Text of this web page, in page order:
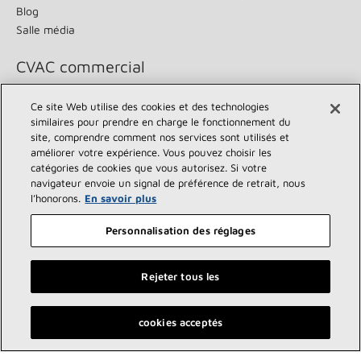
Blog
Salle média
CVAC commercial
Sous-traitants
Demander un devis
Documentation produit
Blog
Soutien
Trouver un entrepreneur
Soutien aux ventes
Support technique
Fichiers Revit
Fournisseurs
Nous contacter
Ce site Web utilise des cookies et des technologies
similaires pour prendre en charge le fonctionnement du
site, comprendre comment nos services sont utilisés et
améliorer votre expérience. Vous pouvez choisir les
catégories de cookies que vous autorisez. Si votre
navigateur envoie un signal de préférence de retrait, nous
l’honorons. En savoir plus
Personnalisation des réglages
Rejeter tous les
cookies acceptés